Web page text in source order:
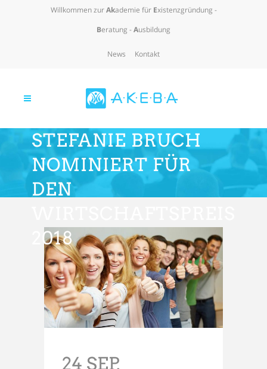
Willkommen zurAkademie fürExistenzgründung -
Beratung -Ausbildung
News Kontakt
STEFANIE BRUCH
NOMINIERT FÜR
DEN
2018
24 SEP.